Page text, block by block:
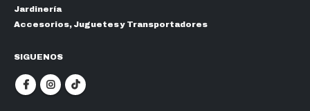
Jardinería
Accesorios, Juguetes y Transportadores
SIGUENOS